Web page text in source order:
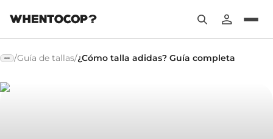
/Guía de tallas/¿Cómo talla adidas? Guía completa